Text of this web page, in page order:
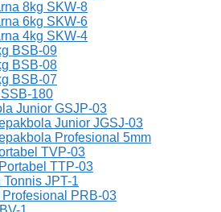
8kg SKW-8
6kg SKW-6
4kg SKW-4
BSB-09
BSB-08
BSB-07
180
Junior GSJP-03
Junior JGSJ-03
Profesional 5mm
TVP-03
TTP-03
JPT-1
PRB-03